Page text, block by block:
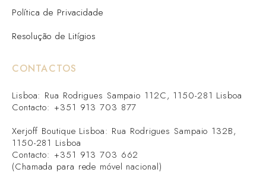
Política de Privacidade
Resolução de Litígios
CONTACTOS
Lisboa: Rua Rodrigues Sampaio 112C, 1150-281 Lisboa
Contacto: +351 913 703 877
Xerjoff Boutique Lisboa: Rua Rodrigues Sampaio 132B,
1150-281 Lisboa
Contacto: +351 913 703 662
(Chamada para rede móvel nacional)